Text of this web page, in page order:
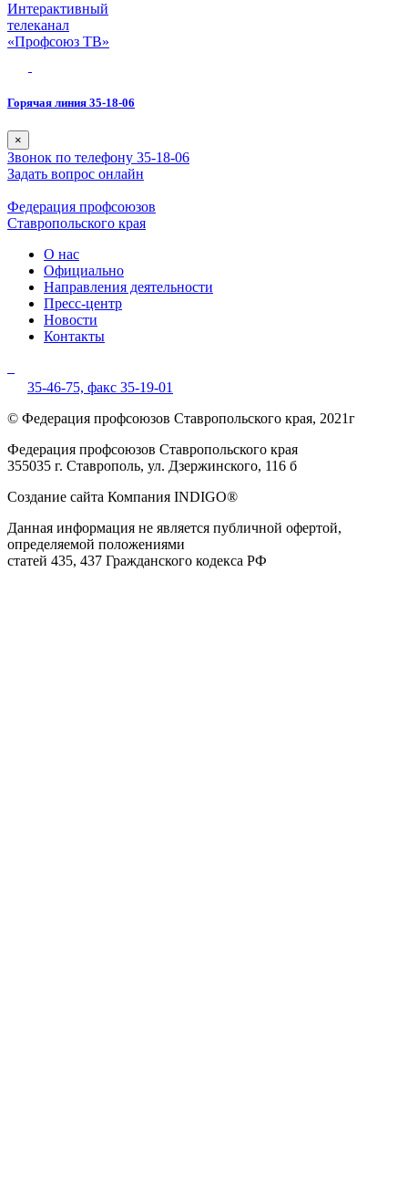
Интерактивный
телеканал
«Профсоюз ТВ»
Горячая линия 35-18-06
×
Звонок по телефону 35-18-06
Задать вопрос онлайн
Федерация профсоюзов
Ставропольского края
О нас
Официально
Направления деятельности
Пресс-центр
Новости
Контакты
35-46-75, факс 35-19-01
© Федерация профсоюзов Ставропольского края, 2021г
Федерация профсоюзов Ставропольского края
355035 г. Ставрополь, ул. Дзержинского, 116 б
Создание сайта Компания INDIGO®
Данная информация не является публичной офертой,
определяемой положениями
статей 435, 437 Гражданского кодекса РФ